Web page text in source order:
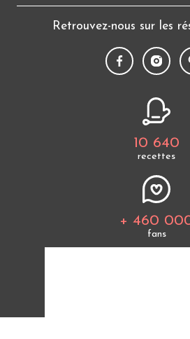
Retrouvez-nous sur les
10 640
recettes
+ 460
fans